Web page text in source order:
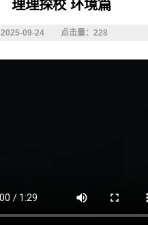
理理探校 环境篇
2025-09-24 点击量： 228